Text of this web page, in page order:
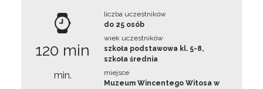
120 min
min.
liczba uczestników
do 25 osób
wiek uczestników
szkoła podstawowa kl. 5-8,
szkoła średnia
miejsce
Muzeum Wincentego Witosa w